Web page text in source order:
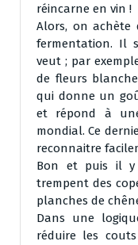
réincarne en vin !
Alors, on achète
fermentation. Il
veut ; par
de fleurs
qui donne un
et répond à
mondial. Ce
reconnaitre
Bon et puis il y
trempent des
planches de
Dans une
réduire les